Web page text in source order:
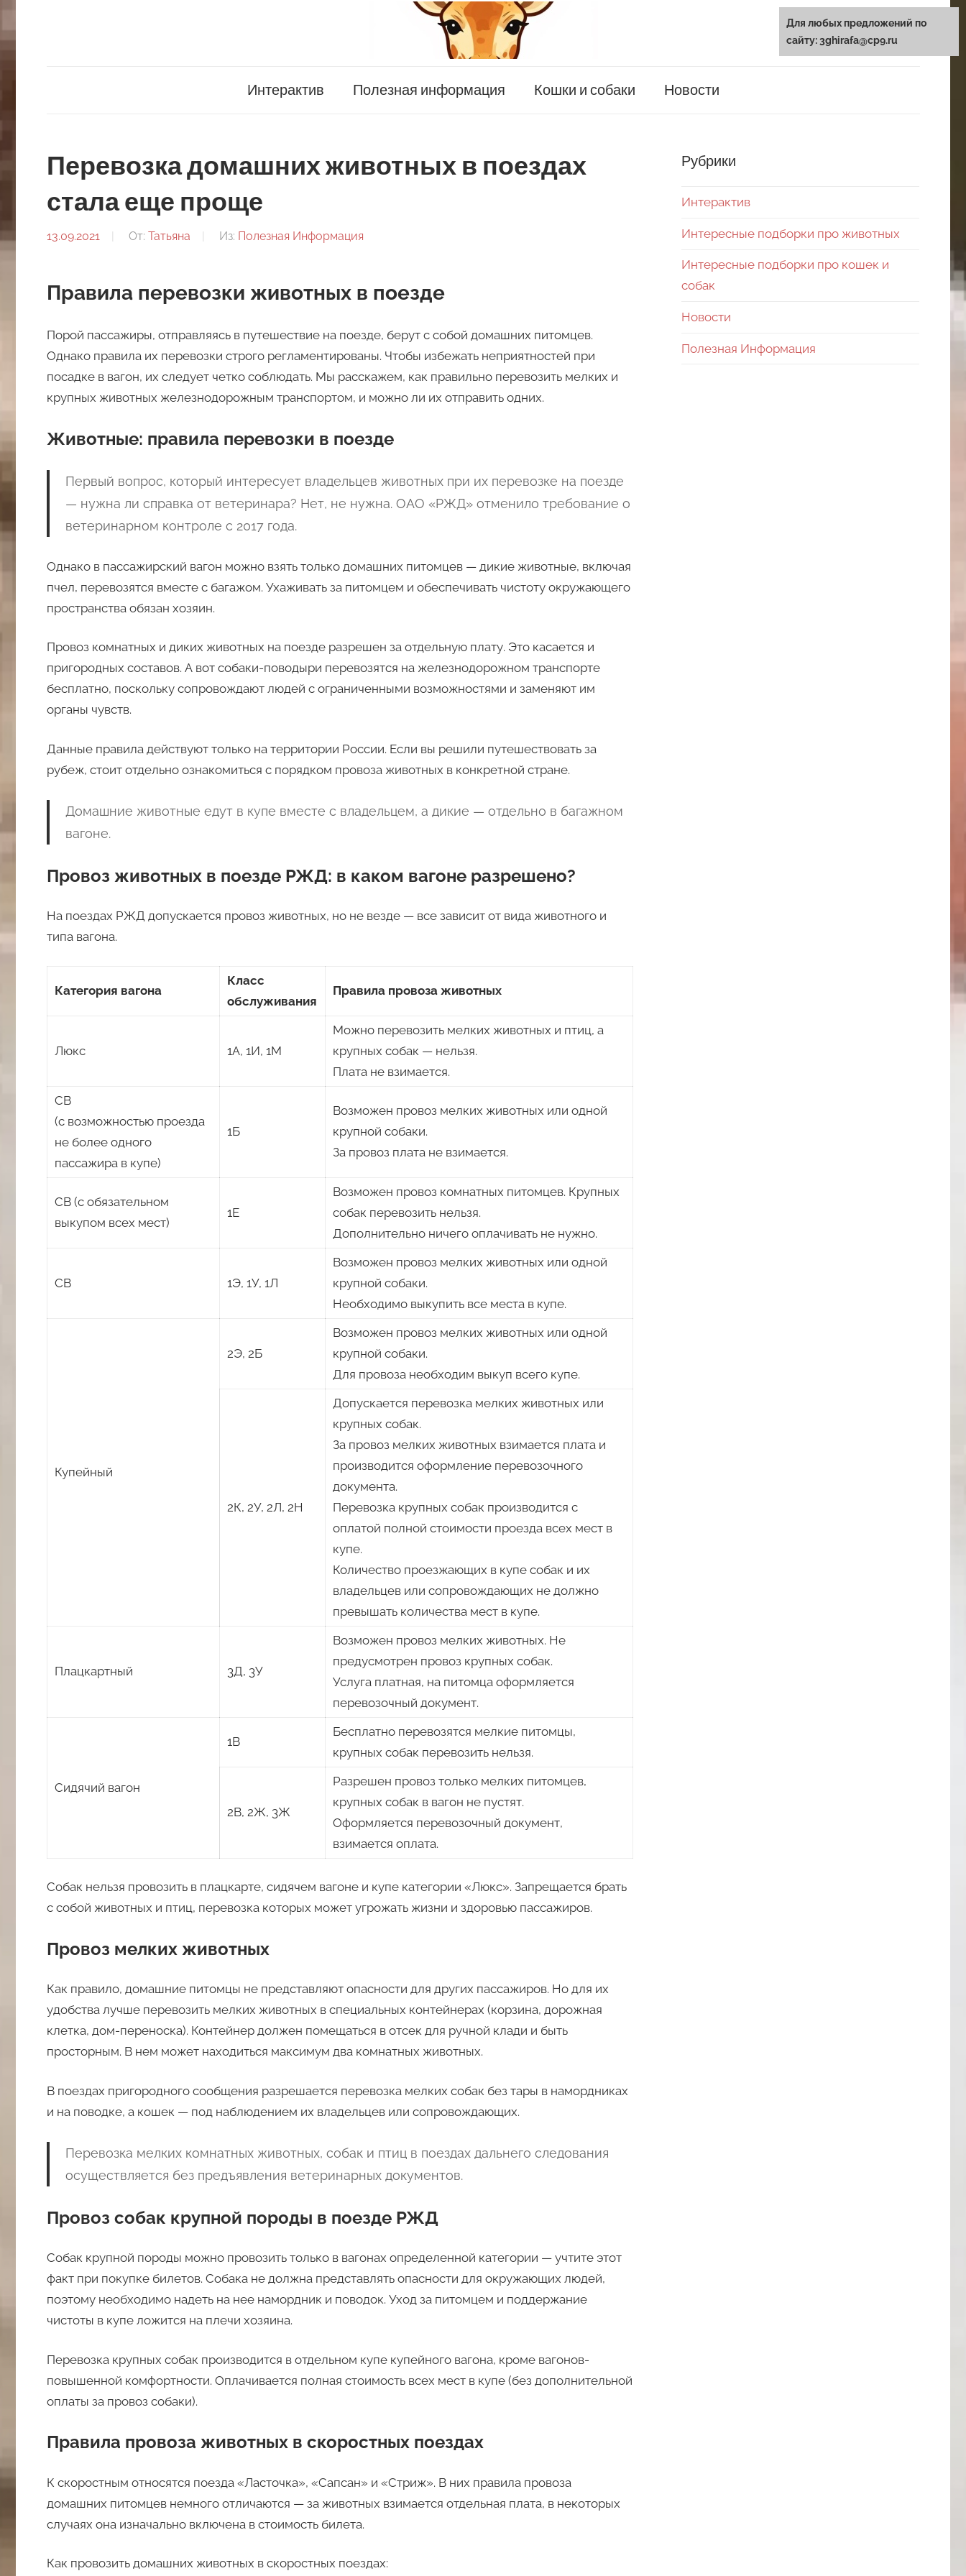
Интерактив Полезная информация Кошки и собаки Новости
Перевозка домашних животных в поездах
стала еще проще
13.09.2021 От: Татьяна Из: Полезная Информация
Правила перевозки животных в поезде
Порой пассажиры, отправляясь в путешествие на поезде, берут с собой домашних питомцев.
Однако правила их перевозки строго регламентированы. Чтобы избежать неприятностей при
посадке в вагон, их следует четко соблюдать. Мы расскажем, как правильно перевозить мелких и
крупных животных железнодорожным транспортом, и можно ли их отправить одних.
Животные: правила перевозки в поезде
Первый вопрос, который интересует владельцев животных при их перевозке на поезде
— нужна ли справка от ветеринара? Нет, не нужна. ОАО «РЖД» отменило требование о
ветеринарном контроле с 2017 года.
Однако в пассажирский вагон можно взять только домашних питомцев — дикие животные, включая
пчел, перевозятся вместе с багажом. Ухаживать за питомцем и обеспечивать чистоту окружающего
пространства обязан хозяин.
Провоз комнатных и диких животных на поезде разрешен за отдельную плату. Это касается и
пригородных составов. А вот собаки-поводыри перевозятся на железнодорожном транспорте
бесплатно, поскольку сопровождают людей с ограниченными возможностями и заменяют им
органы чувств.
Данные правила действуют только на территории России. Если вы решили путешествовать за
рубеж, стоит отдельно ознакомиться с порядком провоза животных в конкретной стране.
Домашние животные едут в купе вместе с владельцем, а дикие — отдельно в багажном
вагоне.
Провоз животных в поезде РЖД: в каком вагоне разрешено?
На поездах РЖД допускается провоз животных, но не везде — все зависит от вида животного и
типа вагона.
Категория вагона
Класс
обслуживания
Правила провоза животных
Люкс 1А, 1И, 1М
Можно перевозить мелких животных и птиц, а
крупных собак — нельзя.
Плата не взимается.
СВ
(с возможностью проезда
не более одного
пассажира в купе)
1Б
Возможен провоз мелких животных или одной
крупной собаки.
За провоз плата не взимается.
СВ (с обязательном
выкупом всех мест)
1Е
Возможен провоз комнатных питомцев. Крупных
собак перевозить нельзя.
Дополнительно ничего оплачивать не нужно.
СВ 1Э, 1У, 1Л
Возможен провоз мелких животных или одной
крупной собаки.
Необходимо выкупить все места в купе.
Купейный
2Э, 2Б
Возможен провоз мелких животных или одной
крупной собаки.
Для провоза необходим выкуп всего купе.
2К, 2У, 2Л, 2Н
Допускается перевозка мелких животных или
крупных собак.
За провоз мелких животных взимается плата и
производится оформление перевозочного
документа.
Перевозка крупных собак производится с
оплатой полной стоимости проезда всех мест в
купе.
Количество проезжающих в купе собак и их
владельцев или сопровождающих не должно
превышать количества мест в купе.
Плацкартный 3Д, 3У
Возможен провоз мелких животных. Не
предусмотрен провоз крупных собак.
Услуга платная, на питомца оформляется
перевозочный документ.
Сидячий вагон
1В
Бесплатно перевозятся мелкие питомцы,
крупных собак перевозить нельзя.
2В, 2Ж, 3Ж
Разрешен провоз только мелких питомцев,
крупных собак в вагон не пустят.
Оформляется перевозочный документ,
взимается оплата.
Собак нельзя провозить в плацкарте, сидячем вагоне и купе категории «Люкс». Запрещается брать
с собой животных и птиц, перевозка которых может угрожать жизни и здоровью пассажиров.
Провоз мелких животных
Как правило, домашние питомцы не представляют опасности для других пассажиров. Но для их
удобства лучше перевозить мелких животных в специальных контейнерах (корзина, дорожная
клетка, дом-переноска). Контейнер должен помещаться в отсек для ручной клади и быть
просторным. В нем может находиться максимум два комнатных животных.
В поездах пригородного сообщения разрешается перевозка мелких собак без тары в намордниках
и на поводке, а кошек — под наблюдением их владельцев или сопровождающих.
Перевозка мелких комнатных животных, собак и птиц в поездах дальнего следования
осуществляется без предъявления ветеринарных документов.
Провоз собак крупной породы в поезде РЖД
Собак крупной породы можно провозить только в вагонах определенной категории — учтите этот
факт при покупке билетов. Собака не должна представлять опасности для окружающих людей,
поэтому необходимо надеть на нее намордник и поводок. Уход за питомцем и поддержание
чистоты в купе ложится на плечи хозяина.
Перевозка крупных собак производится в отдельном купе купейного вагона, кроме вагонов-
повышенной комфортности. Оплачивается полная стоимость всех мест в купе (без дополнительной
оплаты за провоз собаки).
Правила провоза животных в скоростных поездах
К скоростным относятся поезда «Ласточка», «Сапсан» и «Стриж». В них правила провоза
домашних питомцев немного отличаются — за животных взимается отдельная плата, в некоторых
случаях она изначально включена в стоимость билета.
Как провозить домашних животных в скоростных поездах:
Рубрики
Интерактив
Интересные подборки про животных
Интересные подборки про кошек и
собак
Новости
Полезная Информация
Для любых предложений по
сайту: 3ghirafa@cp9.ru